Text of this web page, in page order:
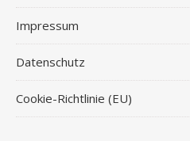
Impressum
Datenschutz
Cookie-Richtlinie (EU)